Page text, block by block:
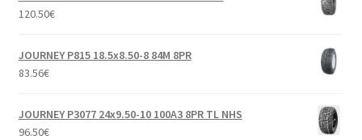
120.50€
JOURNEY P815 18.5x8.50-8 84M 8PR
83.56€
JOURNEY P3077 24x9.50-10 100A3 8PR TL NHS
96.50€